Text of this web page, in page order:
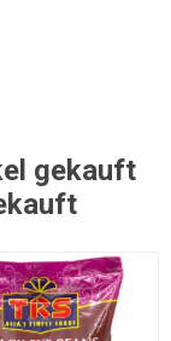
gekauft